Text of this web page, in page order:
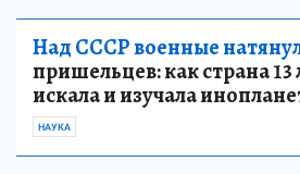
Над СССР военные
пришельцев: как страна 13
искала и изучала
НАУКА